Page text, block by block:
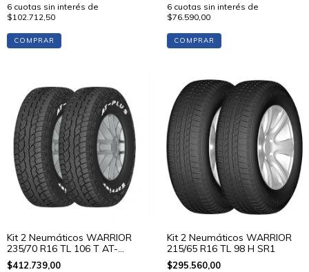
6 cuotas sin interés de
$102.712,50
COMPRAR
6 cuotas sin interés de
$76.590,00
COMPRAR
Kit 2 Neumáticos WARRIOR
235/70 R16 TL 106 T AT-
PLUS(W)
$412.739,00
Kit 2 Neumáticos WARRIOR
215/65 R16 TL 98 H SR1
$295.560,00